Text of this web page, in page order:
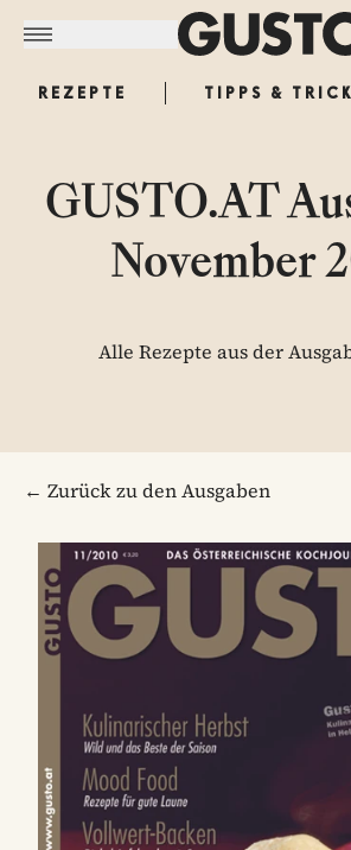
REZEPTE TIPPS &
GUSTO.AT
November
Alle Rezepte aus der
← Zurück zu den Ausgaben